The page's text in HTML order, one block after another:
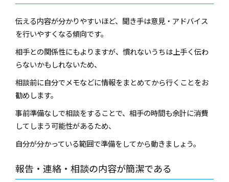
伝える内容が分かりやすいほど、聞き手は意見・アドバイス
を行いやすくなる傾向です。
相手との関係性にもよりますが、慣れないうちは上手く伝わ
らないかもしれないため、
相談前に自分でメモなどに情報をまとめてから行くことをお
勧めします。
事前準備なしで相談をすることで、相手の時間も余計に消費
してしまう可能性があるため、
自分が分かっている範囲で準備をしてから動きましょう。
報告・連絡・相談の内容が簡潔である